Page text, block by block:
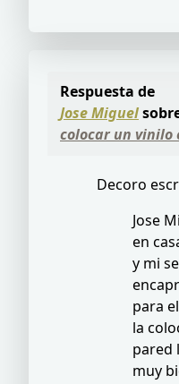
Respuesta de
Jose Miguel
colocar un vinilo
Decoro
Jose
en
y mi
para
la
pared
muy